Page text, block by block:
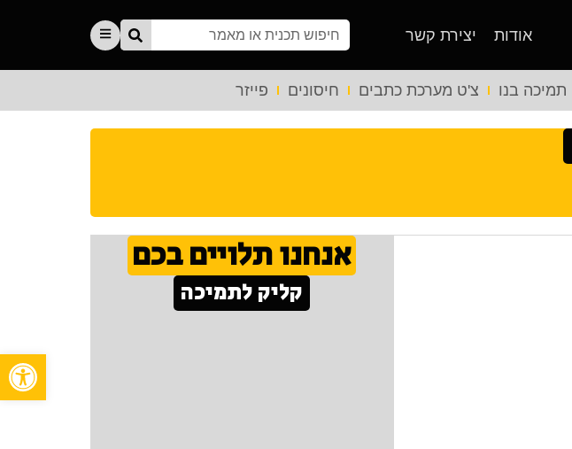
אודות יצירת קשר
תמיכה בנו צ'ט מערכת כתבים חיסונים פייזר
אנחנו תלויים בכם
קליק לתמיכה